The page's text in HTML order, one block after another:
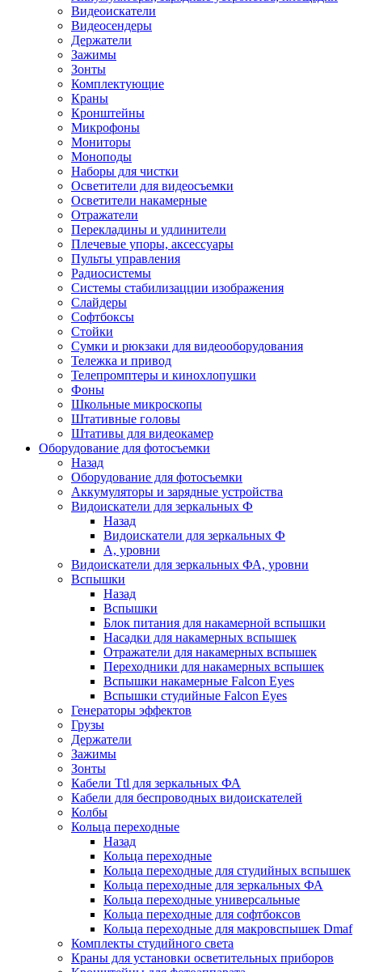
Видеоискатели
Видеосендеры
Держатели
Зажимы
Зонты
Комплектующие
Краны
Кронштейны
Микрофоны
Мониторы
Моноподы
Наборы для чистки
Осветители для видеосъемки
Осветители накамерные
Отражатели
Перекладины и удлинители
Плечевые упоры, аксессуары
Пульты управления
Радиосистемы
Системы стабилизацции изображения
Слайдеры
Софтбоксы
Стойки
Сумки и рюкзаки для видеооборудования
Тележка и привод
Телепромптеры и кинохлопушки
Фоны
Школьные микроскопы
Штативные головы
Штативы для видеокамер
Оборудование для фотосъемки
Назад
Оборудование для фотосъемки
Аккумуляторы и зарядные устройства
Видоискатели для зеркальных Ф
Назад
Видоискатели для зеркальных Ф
А, уровни
Видоискатели для зеркальных ФА, уровни
Вспышки
Назад
Вспышки
Блок питания для накамерной вспышки
Насадки для накамерных вспышек
Отражатели для накамерных вспышек
Переходники для накамерных вспышек
Вспышки накамерные Falcon Eyes
Вспышки студийные Falcon Eyes
Генераторы эффектов
Грузы
Держатели
Зажимы
Зонты
Кабели Ttl для зеркальных ФА
Кабели для беспроводных видоискателей
Колбы
Кольца переходные
Назад
Кольца переходные
Кольца переходные для студийных вспышек
Кольца переходные для зеркальных ФА
Кольца переходные универсальные
Кольца переходные для софтбоксов
Кольца переходные для макровспышек Dmaf
Комплекты студийного света
Краны для установки осветительных приборов